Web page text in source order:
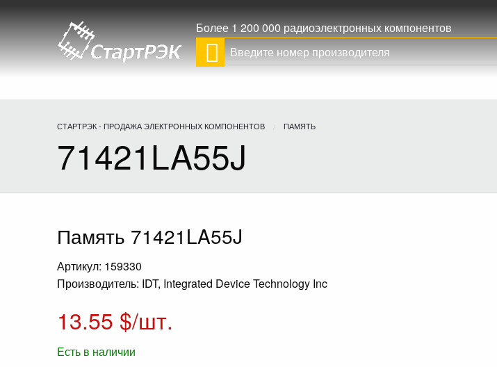
Более 1 200 000 радиоэлектронных компонентов
СТАРТРЭК - ПРОДАЖА ЭЛЕКТРОННЫХ КОМПОНЕНТОВ ПАМЯТЬ
71421LA55J
Память 71421LA55J
Артикул: 159330
Производитель: IDT, Integrated Device Technology Inc
13.55 $/шт.
Есть в наличии